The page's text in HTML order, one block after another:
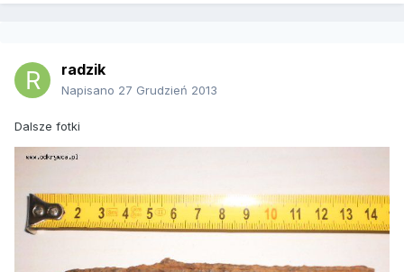
radzik
Napisano 27 Grudzień 2013
Dalsze fotki